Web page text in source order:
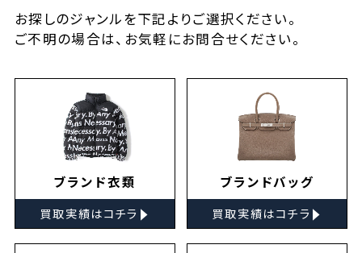
お探しのジャンルを下記よりご選択ください。
ご不明の場合は、お気軽にお問合せください。
ブランド衣類
買取実績はコチラ ▸
ブランドバッグ
買取実績はコチラ ▸